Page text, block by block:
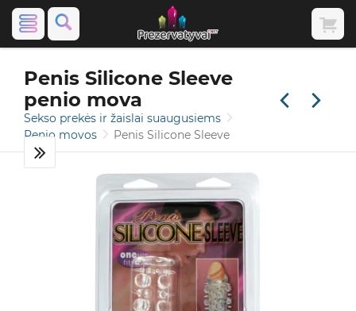
Penis Silicone Sleeve
penio mova
Sekso prekės ir žaislai suaugusiems
Penio movos
Penis Silicone Sleeve